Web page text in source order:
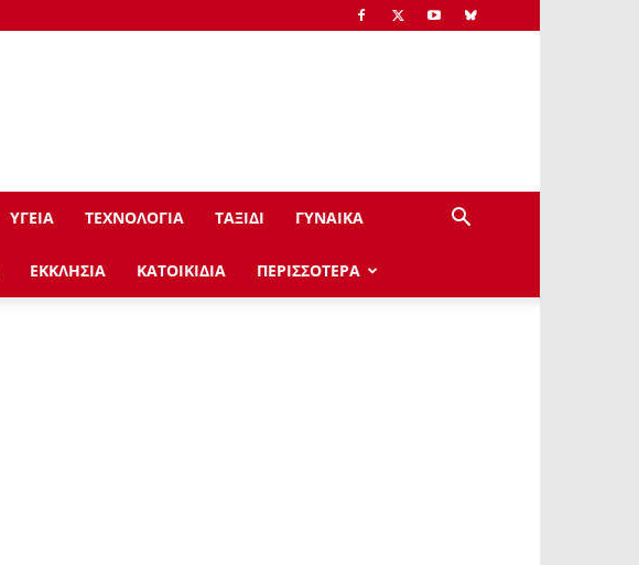
ΥΓΕΙΑ ΤΕΧΝΟΛΟΓΙΑ ΤΑΞΙΔΙ ΓΥΝΑΙΚΑ
ΕΚΚΛΗΣΙΑ ΚΑΤΟΙΚΙΔΙΑ ΠΕΡΙΣΣΟΤΕΡΑ